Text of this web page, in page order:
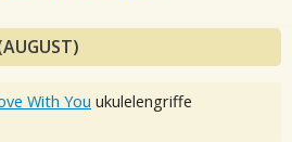
With You ukulelengriffe